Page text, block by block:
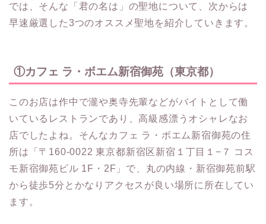
では、そんな「君の名は」の聖地について、次からは
早速厳選した3つのオススメ聖地を紹介していきます。
①カフェ ラ・ボエム新宿御苑（東京都）
このお店は作中で瀧や奥寺先輩などがバイトとして働
いているレストランであり、高級感漂うオシャレなお
店でしたよね。そんなカフェ ラ・ボエム新宿御苑の住
所は「〒160-0022 東京都新宿区新宿１丁目１−７ コス
モ新宿御苑ビル 1F・2F」で、丸の内線・新宿御苑前駅
から徒歩5分とかなりアクセスが良い場所に所在してい
ます。